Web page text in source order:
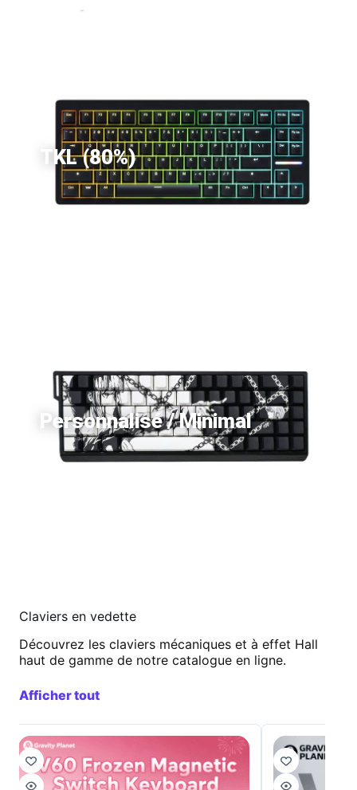
TKL (80%)
Personnalisé / Minimal
Claviers en vedette
Découvrez les claviers mécaniques et à effet Hall
haut de gamme de notre catalogue en ligne.
Afficher tout